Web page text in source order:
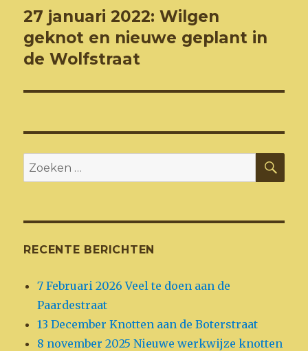
Volgend
bericht:
27 januari 2022: Wilgen
geknot en nieuwe geplant in
de Wolfstraat
Zoeken
naar:
RECENTE BERICHTEN
7 Februari 2026 Veel te doen aan de
Paardestraat
13 December Knotten aan de Boterstraat
8 november 2025 Nieuwe werkwijze knotten